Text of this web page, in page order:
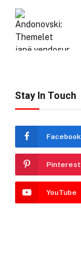
Stay In Touch
Facebook
Pinterest
YouTube